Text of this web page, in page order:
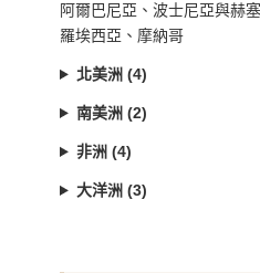
阿爾巴尼亞、波士尼亞與赫
羅埃西亞、摩納哥
北美洲 (4)
南美洲 (2)
非洲 (4)
大洋洲 (3)